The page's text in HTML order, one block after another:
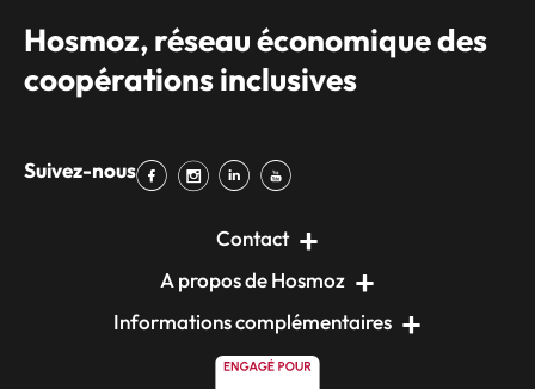
Hosmoz, réseau économique des
coopérations inclusives
Suivez-nous
Contact
A propos de Hosmoz
Informations complémentaires